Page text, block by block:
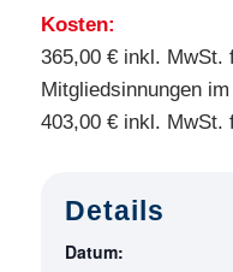
Kosten:
365,00 € inkl. MwSt.
Mitgliedsinnungen im
403,00 € inkl. MwSt.
Details
Datum: